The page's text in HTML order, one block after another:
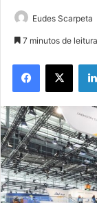
Eudes Scarpeta
7 minutos de leitura
Facebook
X